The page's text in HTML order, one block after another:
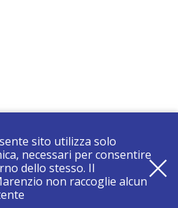
tutte le novità
sito utilizza solo
necessari per consentire
dello stesso. Il
non raccoglie alcun